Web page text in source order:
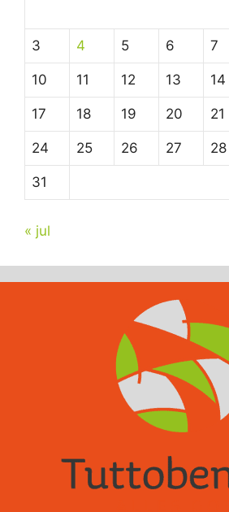
3 4 5 6 7
10 11 12 13 14
17 18 19 20 21
24 25 26 27 28
31
« jul